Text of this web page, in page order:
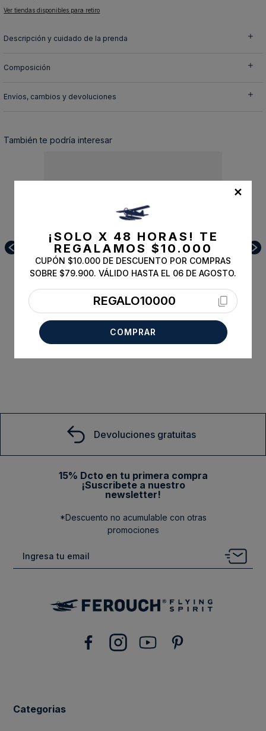
Ver tiendas disponibles para retiro
Descripción y cuidado de la prenda
Composición
Envíos, cambios y devoluciones
También te podría interesar
Boina New York Navy
Devoluciones gratuitas
15% Dcto en tu primera compra
¡Suscribete a nuestro
newsletter!
*Descuento no acumulable con otras
promociones
Categorias
✕
¡SOLO X 48 HORAS! TE
REGALAMOS $10.000
CUPÓN $10.000 DE DESCUENTO POR COMPRAS
SOBRE $79.900. VÁLIDO HASTA EL 06 DE AGOSTO.
REGALO10000
COMPRAR